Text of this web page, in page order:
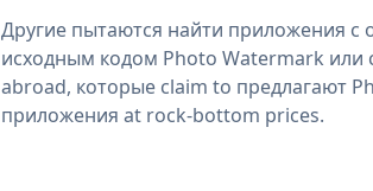
Другие пытаются найти приложения с
исходным кодом Photo Watermark или
abroad, которые claim to предлагают
приложения at rock-bottom prices.